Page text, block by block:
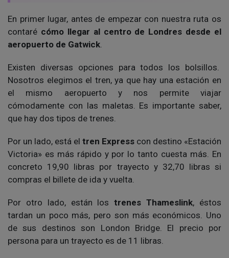
En primer lugar, antes de empezar con nuestra ruta os
contaré cómo llegar al centro de Londres desde el
aeropuerto de Gatwick.
Existen diversas opciones para todos los bolsillos.
Nosotros elegimos el tren, ya que hay una estación en
el mismo aeropuerto y nos permite viajar
cómodamente con las maletas. Es importante saber,
que hay dos tipos de trenes.
Por un lado, está el tren Express con destino «Estación
Victoria» es más rápido y por lo tanto cuesta más. En
concreto 19,90 libras por trayecto y 32,70 libras si
compras el billete de ida y vuelta.
Por otro lado, están lostrenes Thameslink, éstos
tardan un poco más, pero son más económicos. Uno
de sus destinos son London Bridge. El precio por
persona para un trayecto es de 11 libras.